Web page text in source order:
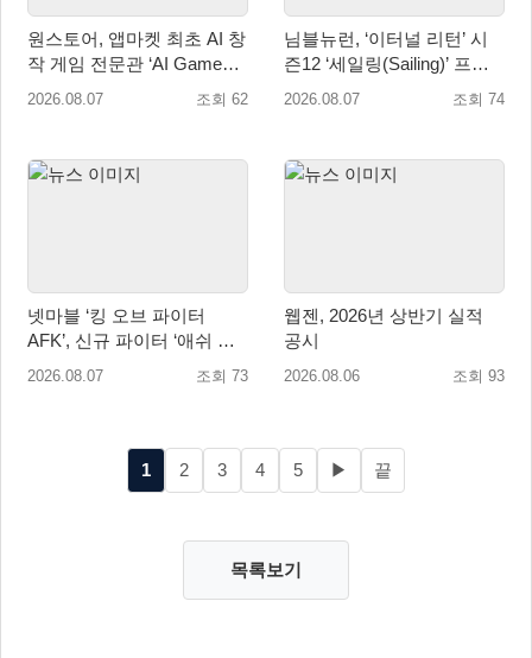
원스토어, 앱마켓 최초 AI 창
작 게임 전문관 ‘AI Games’
오픈
2026.08.07 조회 62
님블뉴런, ‘이터널 리턴’ 시
즌12 ‘세일링(Sailing)’ 프리
시즌 시작
2026.08.07 조회 74
넷마블 ‘킹 오브 파이터
AFK’, 신규 파이터 ‘애쉬 크
림존’ 업데이트
2026.08.07 조회 73
웹젠, 2026년 상반기 실적
공시
2026.08.06 조회 93
1 2 3 4 5 ▶ 끝
목록보기